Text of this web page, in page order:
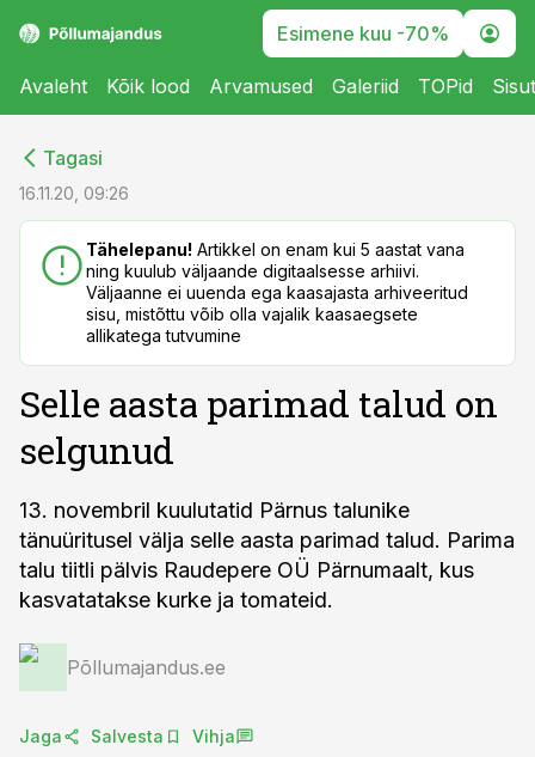
Esimene kuu -70%
Avaleht Kõik lood Arvamused Galeriid TOPid
Tagasi
16.11.20, 09:26
Tähelepanu! Artikkel on enam kui 5 aastat vana
ning kuulub väljaande digitaalsesse arhiivi.
Väljaanne ei uuenda ega kaasajasta arhiveeritud
sisu, mistõttu võib olla vajalik kaasaegsete
allikatega tutvumine
Selle aasta parimad talud on
selgunud
13. novembril kuulutatid Pärnus talunike
tänuüritusel välja selle aasta parimad talud. Parima
talu tiitli pälvis Raudepere OÜ Pärnumaalt, kus
kasvatatakse kurke ja tomateid.
Põllumajandus.ee
Jaga Salvesta Vihja